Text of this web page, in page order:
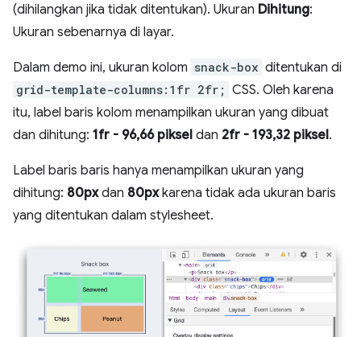
(dihilangkan jika tidak ditentukan). Ukuran Dihitung:
Ukuran sebenarnya di layar.
Dalam demo ini, ukuran kolom snack-box ditentukan di
grid-template-columns:1fr 2fr; CSS. Oleh karena
itu, label baris kolom menampilkan ukuran yang dibuat
dan dihitung: 1fr - 96,66 piksel dan 2fr - 193,32 piksel.
Label baris baris hanya menampilkan ukuran yang
dihitung: 80pxdan 80pxkarena tidak ada ukuran baris
yang ditentukan dalam stylesheet.